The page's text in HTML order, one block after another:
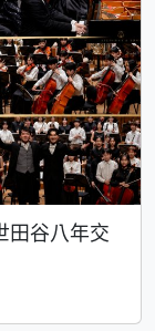
谷八年交